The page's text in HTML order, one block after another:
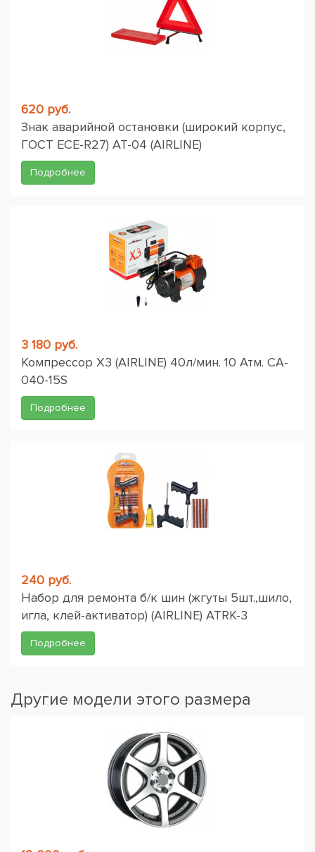
620 руб.
Знак аварийной остановки (широкий корпус,
ГОСТ ЕСЕ-R27) AT-04 (AIRLINE)
Подробнее
3 180 руб.
Компрессор X3 (AIRLINE) 40л/мин. 10 Атм. CA-
040-15S
Подробнее
240 руб.
Набор для ремонта б/к шин (жгуты 5шт.,шило,
игла, клей-активатор) (AIRLINE) ATRK-3
Подробнее
Другие модели этого размера